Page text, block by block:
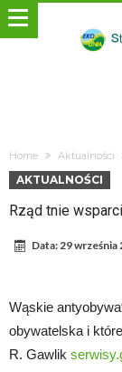
Home Aktualności
AKTUALNOŚCI
Rząd tnie
Data:29 września
Wąskie
obywatelska i
R. Gawlik